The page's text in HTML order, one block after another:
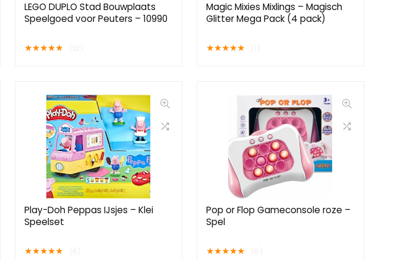
LEGO DUPLO Stad Bouwplaats
Speelgoed voor Peuters – 10990
★★★★★
Magic Mixies Mixlings – Magisch
Glitter Mega Pack (4 pack)
★★★★★
Play-Doh Peppas IJsjes – Klei
Speelset
★★★★★
Pop or Flop Gameconsole roze –
Spel
★★★★★